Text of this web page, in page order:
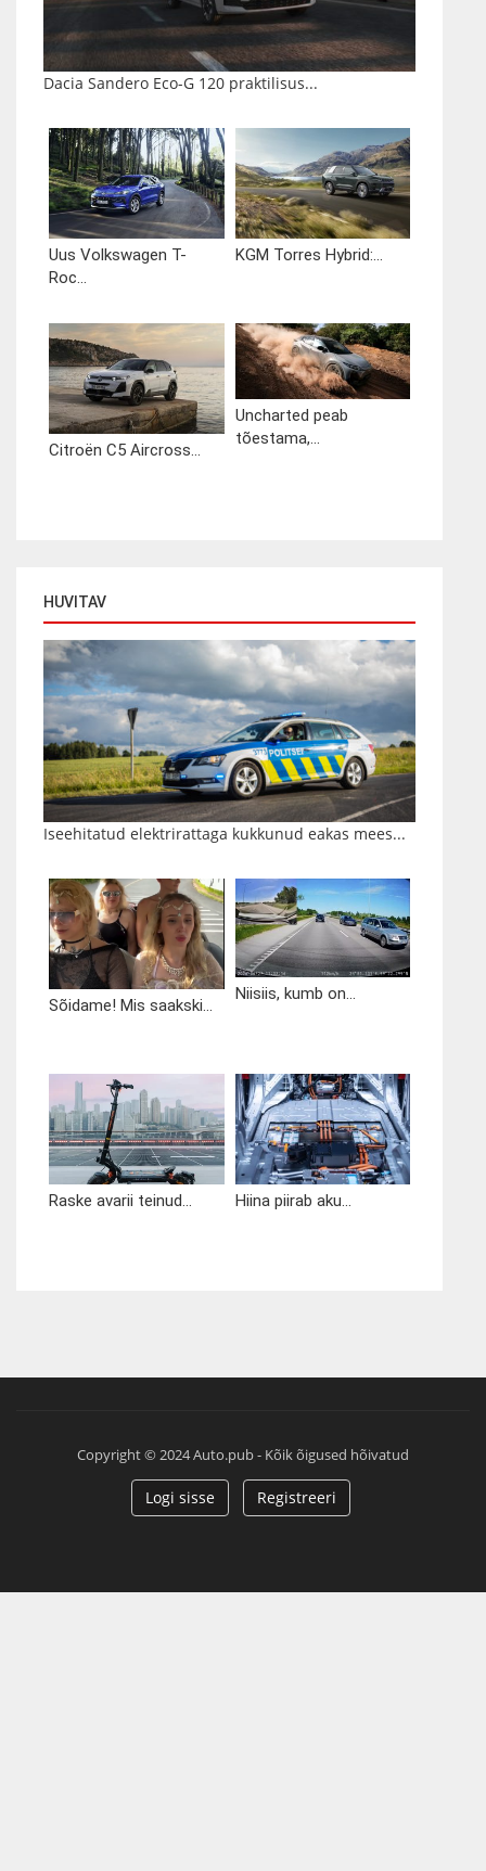
Dacia Sandero Eco-G 120 praktilisus...
Uus Volkswagen T-
Roc...
KGM Torres Hybrid:...
Citroën C5 Aircross...
Uncharted peab
tõestama,...
HUVITAV
Iseehitatud elektrirattaga kukkunud eakas mees...
Sõidame! Mis saakski...
Niisiis, kumb on...
Raske avarii teinud... Hiina piirab aku...
Copyright © 2024 Auto.pub - Kõik õigused hõivatud
Logi sisse Registreeri